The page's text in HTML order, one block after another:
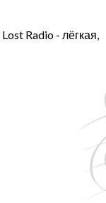
Radio - лёгкая,